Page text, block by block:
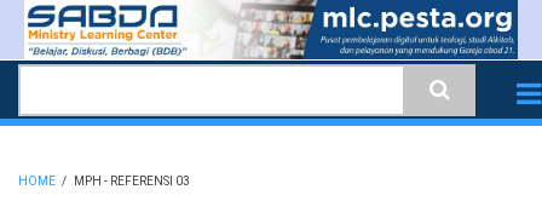
Skip
content
HOME / MPH - REFERENSI 03